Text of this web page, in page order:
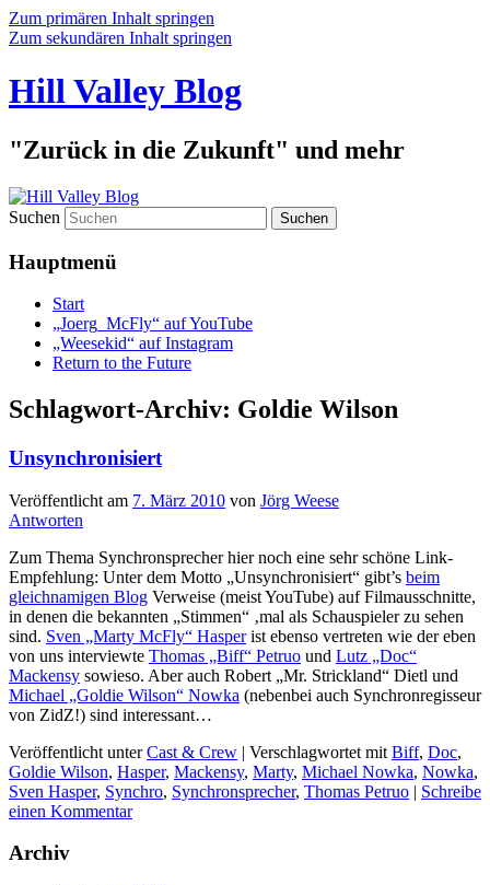
Zum primären Inhalt springen
Zum sekundären Inhalt springen
Hill Valley Blog
"Zurück in die Zukunft" und mehr
Suchen
Hauptmenü
Start
„Joerg_McFly“ auf YouTube
„Weesekid“ auf Instagram
Return to the Future
Schlagwort-Archiv: Goldie Wilson
Unsynchronisiert
Veröffentlicht am 7. März 2010 von Jörg Weese
Antworten
Zum Thema Synchronsprecher hier noch eine sehr schöne Link-
Empfehlung: Unter dem Motto „Unsynchronisiert“ gibt’s beim
gleichnamigen Blog Verweise (meist YouTube) auf Filmausschnitte,
in denen die bekannten „Stimmen“ ‚mal als Schauspieler zu sehen
sind. Sven „Marty McFly“ Hasperist ebenso vertreten wie der eben
von uns interviewte Thomas „Biff“ Petruo und Lutz „Doc“
Mackensy sowieso. Aber auch Robert „Mr. Strickland“ Dietl und
Michael „Goldie Wilson“ Nowka (nebenbei auch Synchronregisseur
von ZidZ!) sind interessant…
Veröffentlicht unter Cast & Crew | Verschlagwortet mit Biff, Doc,
Goldie Wilson, Hasper, Mackensy, Marty, Michael Nowka, Nowka,
Sven Hasper, Synchro, Synchronsprecher, Thomas Petruo | Schreibe
einen Kommentar
Archiv